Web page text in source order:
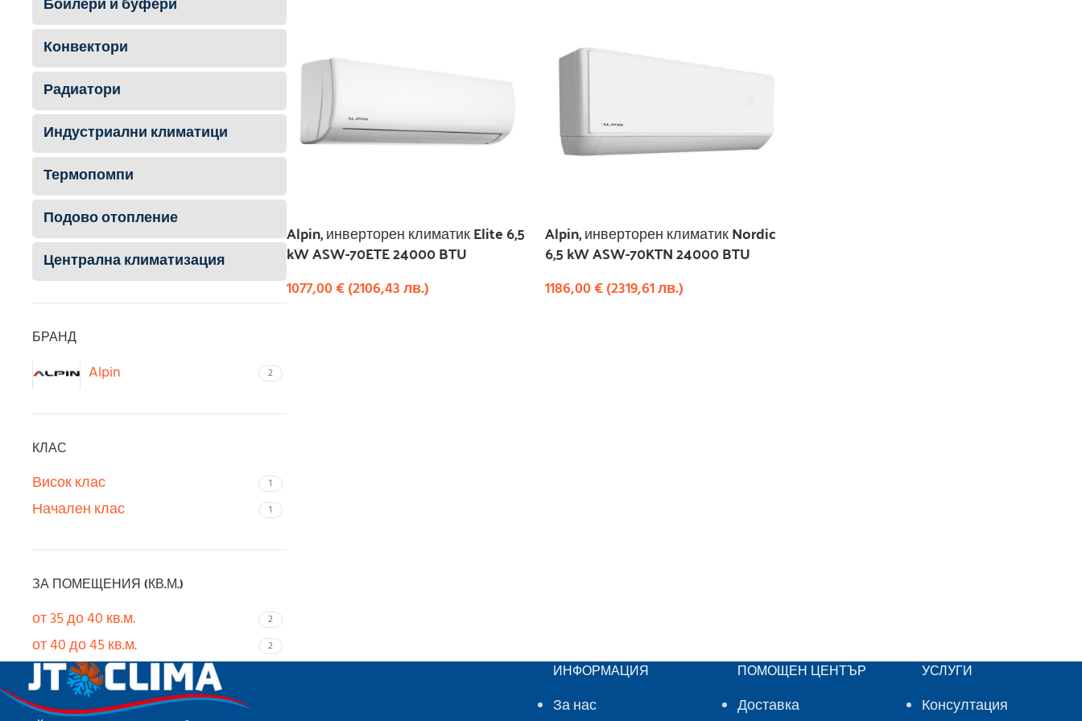
Бойлери и буфери
Конвектори
Радиатори
Индустриални климатици
Термопомпи
Подово отопление
Централна климатизация
БРАНД
Alpin
2
КЛАС
Висок клас
1
Начален клас 1
ЗА ПОМЕЩЕНИЯ (КВ.М.)
от 35 до 40 кв.м.
2
от 40 до 45 кв.м. 2
Alpin, инверторен климатик Elite 6,5
kW ASW-70ETE 24000 BTU
1077,00€(2106,43лв.)
Alpin, инверторен климатик Nordic
6,5 kW ASW-70KTN 24000 BTU
1186,00€(2319,61лв.)
ИНФОРМАЦИЯ
За нас
ПОМОЩЕН ЦЕНТЪР
Доставка
УСЛУГИ
Консултация